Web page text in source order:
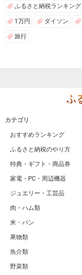
ふるさと納税ランキング
1万円 ダイソン
旅行
カテゴリ
おすすめランキング
ふるさと納税のやり方
特典・ギフト・商品券
家電・PC・周辺機器
ジュエリー・工芸品
肉・ハム類
米・パン
果物類
魚介類
野菜類